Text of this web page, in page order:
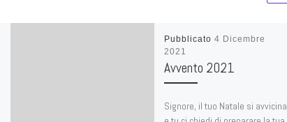
Pubblicato 4 Dicembre
2021
Avvento 2021
Signore, il tuo Natale si avvicina